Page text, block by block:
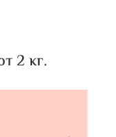
2 кг.